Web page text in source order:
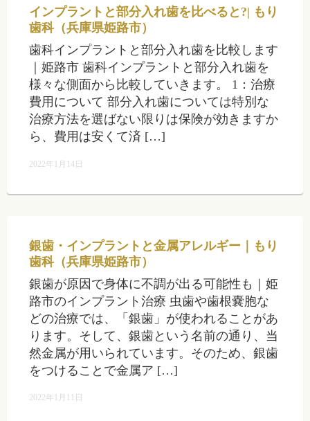
インプラントと部分入れ歯を比べると?| もり
歯科（兵庫県姫路市）
歯科インプラントと部分入れ歯を比較します
｜姫路市 歯科インプラントと部分入れ歯を
様々な側面から比較していきます。 1：治療
費用について 部分入れ歯については特別な
治療方法を選ばない限りは保険が効きますか
ら、費用は安くて済 […]
2022年1月14日
銀歯・インプラントと金属アレルギー｜もり
歯科（兵庫県姫路市）
銀歯が原因で身体に不調が出る可能性も｜姫
路市のインプラント治療 虫歯や歯根嚢胞な
どの治療では、「銀歯」が使われることがあ
ります。そして、銀歯という名前の通り、当
然金属が用いられています。そのため、銀歯
をつけることで金属ア […]
2022年1月11日